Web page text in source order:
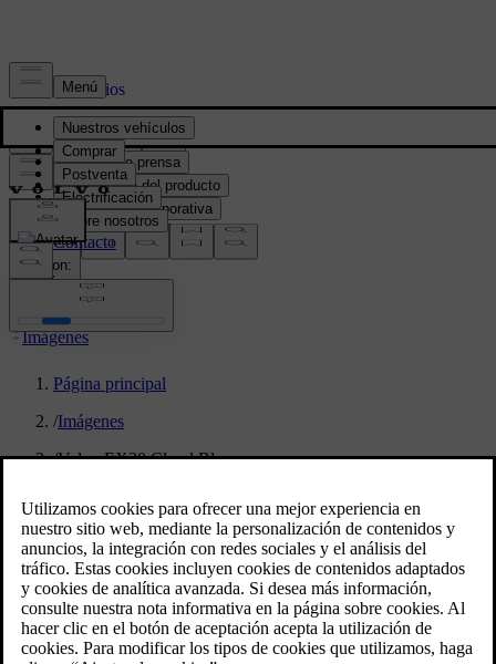
Prensa y Medios
Material de prensa
Información del producto
Información corporativa
Contacto de medios
location:
PY
Imágenes
Página principal
/Imágenes
/Volvo EX30 Cloud Blue
Volvo EX30 Cloud Blue
4/11/2024
Marcador